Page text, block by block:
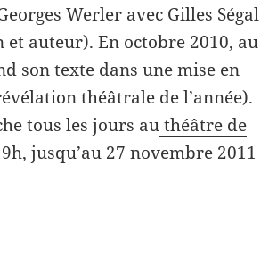
Werler avec Gilles Ségal
auteur). En octobre 2010, au
son texte dans une mise en
théâtrale de l’année).
tous les jours authéâtre de
jusqu’au 27 novembre 2011